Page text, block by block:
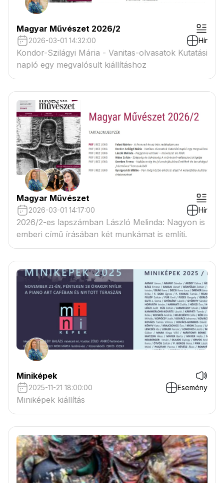
Magyar Művészet 2026/2
2026-03-01 14:32:00 Hír
Kondor-Szilágyi Mária - Vanitas-olvasatok Kutatási
napló egy megvalósult kiállításhoz
Magyar Művészet
2026-03-01 14:17:00 Hír
2026/2-es lapszámban László Melinda: Nagyon is
emberi című írásában két munkámat is említi.
Miniképek
2025-11-21 18:00:00 Esemény
Miniképek kiállítás